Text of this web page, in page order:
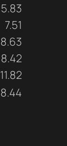
5.83
7.51
8.63
8.42
11.82
8.44